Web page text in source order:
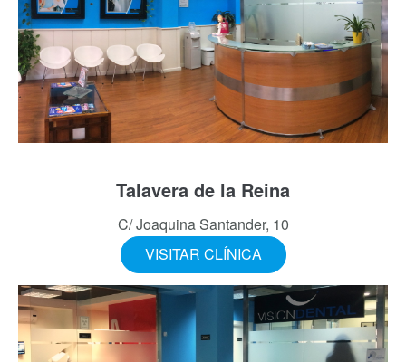
Talavera de la Reina
C/ Joaquina Santander, 10
VISITAR CLÍNICA